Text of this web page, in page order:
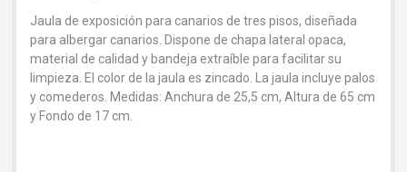
Jaula de exposición para canarios de tres pisos, diseñada
para albergar canarios. Dispone de chapa lateral opaca,
material de calidad y bandeja extraíble para facilitar su
limpieza. El color de la jaula es zincado. La jaula incluye palos
y comederos. Medidas: Anchura de 25,5 cm, Altura de 65 cm
y Fondo de 17 cm.